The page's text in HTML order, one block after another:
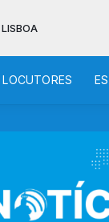
LOCUTORES